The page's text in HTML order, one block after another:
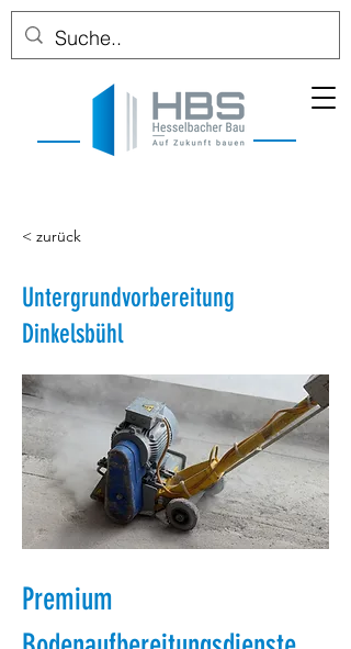
< zurück
Untergrundvorbereitung
Dinkelsbühl
Premium